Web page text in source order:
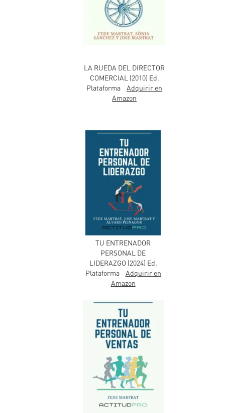
LA RUEDA DEL DIRECTOR
COMERCIAL (2010) Ed.
PlataformaAdquirir en
Amazon
TU ENTRENADOR
PERSONAL DE
LIDERAZGO (2024) Ed.
Plataforma Adquirir en
Amazon